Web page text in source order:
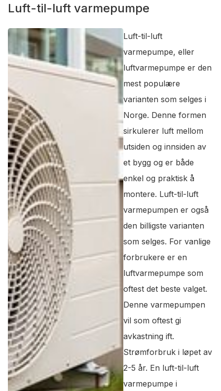
Luft-til-luft varmepumpe
Luft-til-luft
varmepumpe, eller
luftvarmepumpe er den
mest populære
varianten som selges i
Norge. Denne formen
sirkulerer luft mellom
utsiden og innsiden av
et bygg og er både
enkel og praktisk å
montere. Luft-til-luft
varmepumpen er også
den billigste varianten
som selges. For vanlige
forbrukere er en
luftvarmepumpe som
oftest det beste valget.
Denne varmepumpen
vil som oftest gi
avkastning ift.
Strømforbruk i løpet av
2-5 år. En luft-til-luft
varmepumpe i